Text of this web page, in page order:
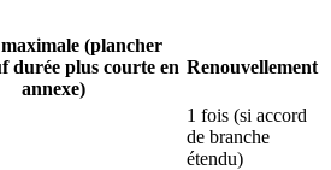
(plancher
durée plus courte en
annexe)
Renouvellement
1 fois (si accord
de branche
étendu)